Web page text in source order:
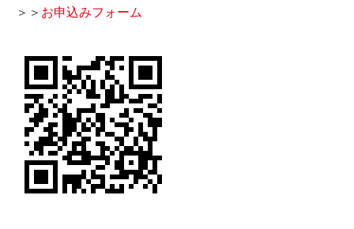
＞＞ お申込みフォーム​